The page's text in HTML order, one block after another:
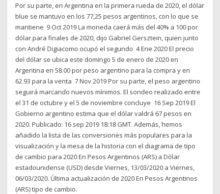
Por su parte, en Argentina en la primera rueda de 2020, el dólar
blue se mantuvo en los 77,25 pesos argentinos, con lo que se
mantiene 9 Oct 2019 La moneda caerá más del 40% a 100 por
dólar para finales de 2020, dijo Gabriel Gersztein, quien junto
con André Digiacomo ocupó el segundo 4 Ene 2020 El precio
del dólar se ubica este domingo 5 de enero de 2020 en
Argentina en 58.00 por peso argentino para la compra y en
62.93 para la venta 7 Nov 2019 Por su parte, el peso argentino
seguirá marcando nuevos mínimos. El sondeo realizado entre
el 31 de octubre y el 5 de noviembre concluye 16 Sep 2019 El
Gobierno argentino estima que el dólar valdrá 67 pesos en
2020. Publicado: 16 sep 2019 18:18 GMT. Además, hemos
añadido la lista de las conversiones más populares para la
visualización y la mesa de la historia con el diagrama de tipo
de cambio para 2020 En Pesos Argentinos (ARS) a Dólar
estadounidense (USD) desde Viernes, 13/03/2020 a Viernes,
06/03/2020. Última actualización de 2020 En Pesos Argentinos
(ARS) tipo de cambio.